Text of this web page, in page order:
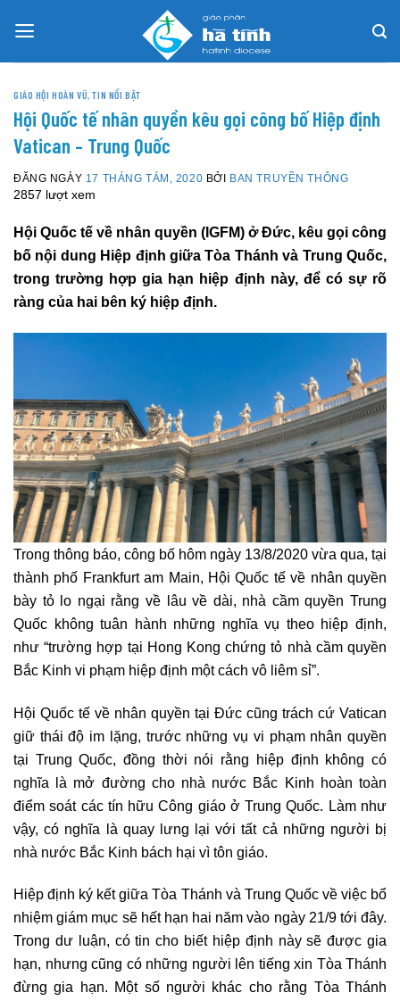
GIÁO HỘI HOÀN VŨ,TIN NỔI BẬT
Hội Quốc tế nhân quyền kêu gọi công bố Hiệp định
Vatican – Trung Quốc
ĐĂNG NGÀY 17 THÁNG TÁM, 2020 BỞI BAN TRUYỀN THÔNG
2857 lượt xem
Hội Quốc tế về nhân quyền (IGFM) ở Đức, kêu gọi công
bố nội dung Hiệp định giữa Tòa Thánh và Trung Quốc,
trong trường hợp gia hạn hiệp định này, để có sự rõ
ràng của hai bên ký hiệp định.
Trong thông báo, công bố hôm ngày 13/8/2020 vừa qua, tại
thành phố Frankfurt am Main, Hội Quốc tế về nhân quyền
bày tỏ lo ngại rằng về lâu về dài, nhà cầm quyền Trung
Quốc không tuân hành những nghĩa vụ theo hiệp định,
như “trường hợp tại Hong Kong chứng tỏ nhà cầm quyền
Bắc Kinh vi phạm hiệp định một cách vô liêm sỉ”.
Hội Quốc tế về nhân quyền tại Đức cũng trách cứ Vatican
giữ thái độ im lặng, trước những vụ vi phạm nhân quyền
tại Trung Quốc, đồng thời nói rằng hiệp định không có
nghĩa là mở đường cho nhà nước Bắc Kinh hoàn toàn
điểm soát các tín hữu Công giáo ở Trung Quốc. Làm như
vậy, có nghĩa là quay lưng lại với tất cả những người bị
nhà nước Bắc Kinh bách hại vì tôn giáo.
Hiệp định ký kết giữa Tòa Thánh và Trung Quốc về việc bổ
nhiệm giám mục sẽ hết hạn hai năm vào ngày 21/9 tới đây.
Trong dư luận, có tin cho biết hiệp định này sẽ được gia
hạn, nhưng cũng có những người lên tiếng xin Tòa Thánh
đừng gia hạn. Một số người khác cho rằng Tòa Thánh